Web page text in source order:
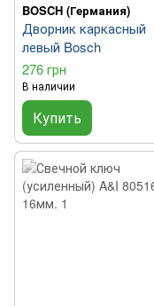
BOSCH (Германия)
Дворник каркасный
левый Bosch
276 грн
В наличии
Купить